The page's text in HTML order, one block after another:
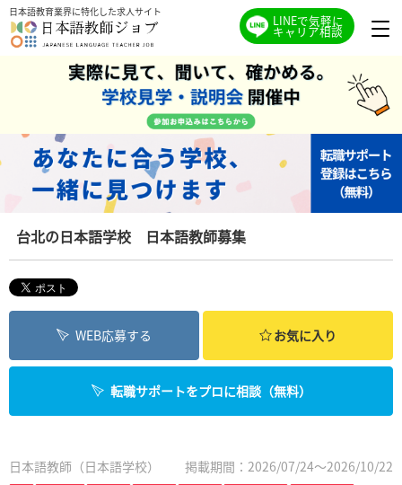
日本語教育業界に特化した求人サイト
LINEで気軽に
キャリア相談
台北の日本語学校 日本語教師募集
WEB応募する お気に入り
転職サポートをプロに相談（無料）
日本語教師（日本語学校） 掲載期間：2026/07/24～2026/10/22